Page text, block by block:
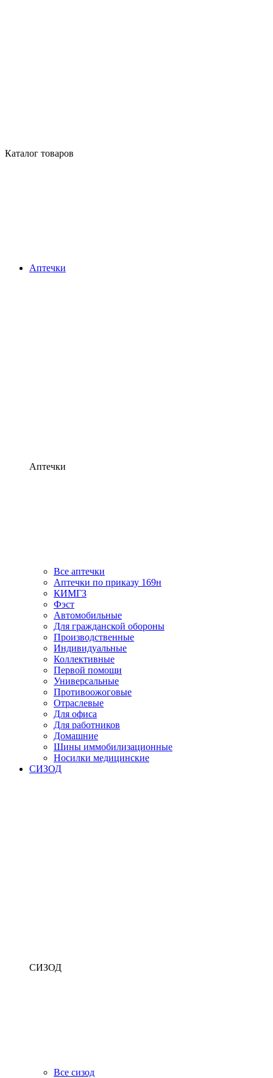
Каталог товаров
Аптечки
Аптечки
Все аптечки
Аптечки по приказу 169н
КИМГЗ
Фэст
Автомобильные
Для гражданской обороны
Производственные
Индивидуальные
Коллективные
Первой помощи
Универсальные
Противоожоговые
Отраслевые
Для офиса
Для работников
Домашние
Шины иммобилизационные
Носилки медицинские
СИЗОД
СИЗОД
Все сизод